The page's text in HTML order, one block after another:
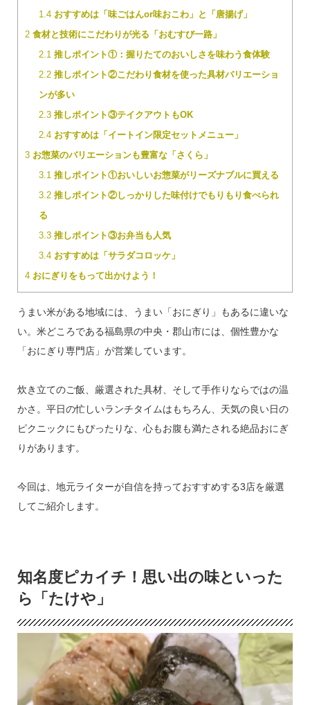
1.4おすすめは「味ごはんor味おこわ」と「唐揚げ」
2食材と技術にこだわりが光る「おむすび一路」
2.1 推しポイント①：握りたてのおいしさを味わう食体験
2.2推しポイント②こだわり食材を使った具材バリエーショ
ンが多い
2.3推しポイント③テイクアウトもOK
2.4おすすめは「イートイン限定セットメニュー」
3お惣菜のバリエーションも豊富な「さくら」
3.1 推しポイント①おいしいお惣菜がリーズナブルに買える
3.2推しポイント②しっかりした味付けでもりもり食べられ
る
3.3推しポイント③お弁当も人気
3.4おすすめは「サラダコロッケ」
4おにぎりをもって出かけよう！
うまい米がある地域には、うまい「おにぎり」もあるに違いな
い。米どころである福島県の中央・郡山市には、個性豊かな
「おにぎり専門店」が営業しています。
炊き立てのご飯、厳選された具材、そして手作りならではの温
かさ。平日の忙しいランチタイムはもちろん、天気の良い日の
ピクニックにもぴったりな、心もお腹も満たされる絶品おにぎ
りがあります。
今回は、地元ライターが自信を持っておすすめする3店を厳選
してご紹介します。
知名度ピカイチ！思い出の味といった
ら「たけや」